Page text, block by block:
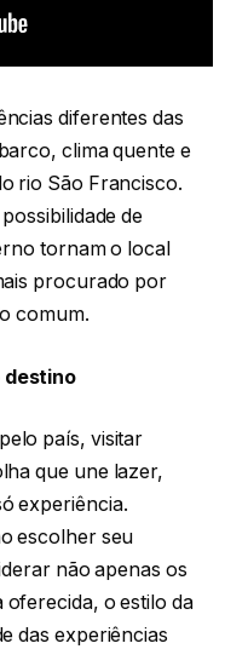
diferentes das
clima quente e
rio São Francisco.
de
tornam o local
procurado por
comum.
destino
país, visitar
que une lazer,
experiência.
escolher seu
não apenas os
o estilo da
das experiências